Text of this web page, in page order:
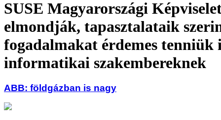
SUSE Magyarországi
elmondják, tapasztalataik
fogadalmakat érdemes tenniük
informatikai szakembereknek
ABB: földgázban is nagy